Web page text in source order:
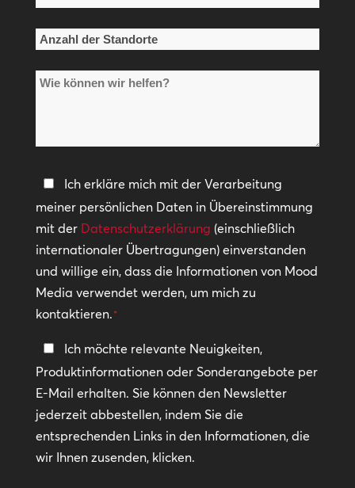
*
Anzahl
Standorte
Wie
helfen?
Datenschutzerklärung
*
Ich erkläre mich mit der Verarbeitung
meiner persönlichen Daten in Übereinstimmung
mit der Datenschutzerklärung (einschließlich
internationaler Übertragungen) einverstanden
und willige ein, dass die Informationen von Mood
Media verwendet werden, um mich zu
kontaktieren.*
In
Kontakt
bleiben
Ich möchte relevante Neuigkeiten,
Produktinformationen oder Sonderangebote per
E-Mail erhalten. Sie können den Newsletter
jederzeit abbestellen, indem Sie die
entsprechenden Links in den Informationen, die
wir Ihnen zusenden, klicken.